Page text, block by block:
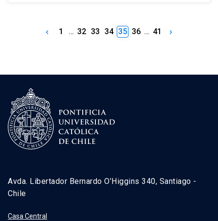
keyboard_arrow_left 1 … 32 33 34 35 36 … 41 keyboard_arrow_right
Avda. Libertador Bernardo O’Higgins 340, Santiago -
Chile
Casa Central